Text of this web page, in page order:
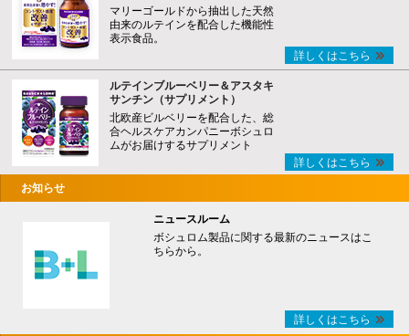
マリーゴールドから抽出した天然
由来のルテインを配合した機能性
表示食品。
詳しくはこちら
ルテインブルーベリー＆アスタキ
サンチン（サプリメント）
北欧産ビルベリーを配合した、総
合ヘルスケアカンパニーボシュロ
ムがお届けするサプリメント
詳しくはこちら
お知らせ
ニュースルーム
ボシュロム製品に関する最新のニュースはこ
ちらから。
詳しくはこちら